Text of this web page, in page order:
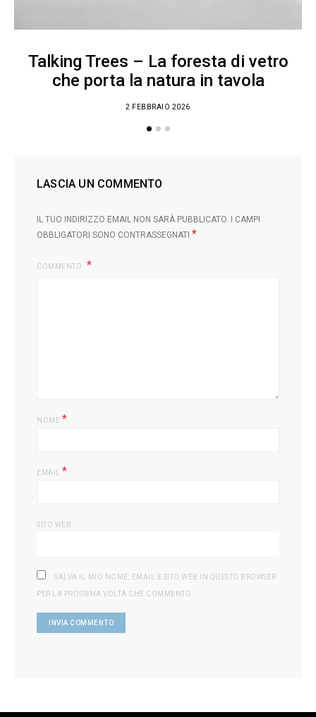
Talking Trees – La foresta di vetro
che porta la natura in tavola
2 FEBBRAIO 2026
LASCIA UN COMMENTO
IL TUO INDIRIZZO EMAIL NON SARÀ PUBBLICATO.
I CAMPI
OBBLIGATORI SONO CONTRASSEGNATI *
COMMENTO
NOME *
EMAIL *
SITO WEB
SALVA IL MIO NOME, EMAIL E SITO WEB IN QUESTO BROWSER
PER LA PROSSIMA VOLTA CHE COMMENTO.